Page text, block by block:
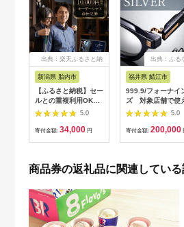
出典：楽天ふるさと納
新潟県 胎内市
【ふるさと納税】セー
ルとの重複利用OK
10,000円相当オーダ
ーシャツお仕立券【ビ
ッグヴィジョン】
5.0
寄付金額: 34,000 円
出典：ふる
福井県 鯖江市
999.9/フォーナイ
ズ 対象店舗で使
眼鏡引換券（6万円
当）Silver np m [N-
11401]
5.0
寄付金額: 200,000
商品券の返礼品に関連してい